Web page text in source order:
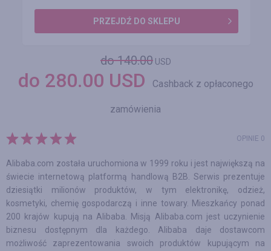
PRZEJDŹ DO SKLEPU
do 140.00USD
do 280.00 USD Cashback z opłaconego
zamówienia
OPINIE 0
Alibaba.com została uruchomiona w 1999 roku i jest największą na
świecie internetową platformą handlową B2B. Serwis prezentuje
dziesiątki milionów produktów, w tym elektronikę, odzież,
kosmetyki, chemię gospodarczą i inne towary. Mieszkańcy ponad
200 krajów kupują na Alibaba. Misją Alibaba.com jest uczynienie
biznesu dostępnym dla każdego. Alibaba daje dostawcom
możliwość zaprezentowania swoich produktów kupującym na